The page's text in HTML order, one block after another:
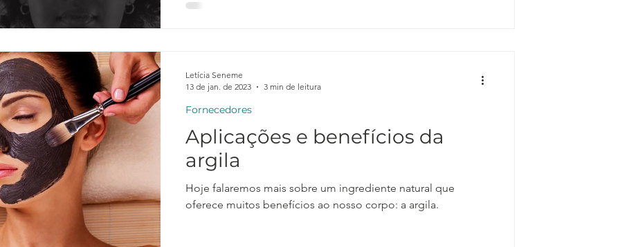
Aplicações e benefícios da
argila
Hoje falaremos mais sobre um ingrediente natural que
oferece muitos benefícios ao nosso corpo: a argila.
Fornecedores
Letícia Seneme
13 de jan. de 2023
3 min de leitura